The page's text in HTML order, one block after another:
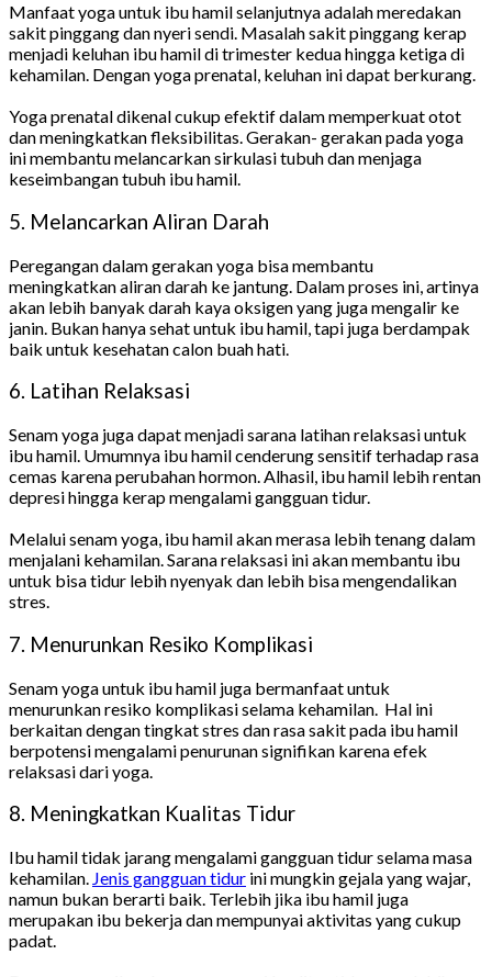
Manfaat yoga untuk ibu hamil selanjutnya adalah meredakan
sakit pinggang dan nyeri sendi. Masalah sakit pinggang kerap
menjadi keluhan ibu hamil di trimester kedua hingga ketiga di
kehamilan. Dengan yoga prenatal, keluhan ini dapat berkurang.
Yoga prenatal dikenal cukup efektif dalam memperkuat otot
dan meningkatkan fleksibilitas. Gerakan- gerakan pada yoga
ini membantu melancarkan sirkulasi tubuh dan menjaga
keseimbangan tubuh ibu hamil.
5. Melancarkan Aliran Darah
Peregangan dalam gerakan yoga bisa membantu
meningkatkan aliran darah ke jantung. Dalam proses ini, artinya
akan lebih banyak darah kaya oksigen yang juga mengalir ke
janin. Bukan hanya sehat untuk ibu hamil, tapi juga berdampak
baik untuk kesehatan calon buah hati.
6. Latihan Relaksasi
Senam yoga juga dapat menjadi sarana latihan relaksasi untuk
ibu hamil. Umumnya ibu hamil cenderung sensitif terhadap rasa
cemas karena perubahan hormon. Alhasil, ibu hamil lebih rentan
depresi hingga kerap mengalami gangguan tidur.
Melalui senam yoga, ibu hamil akan merasa lebih tenang dalam
menjalani kehamilan. Sarana relaksasi ini akan membantu ibu
untuk bisa tidur lebih nyenyak dan lebih bisa mengendalikan
stres.
7. Menurunkan Resiko Komplikasi
Senam yoga untuk ibu hamil juga bermanfaat untuk
menurunkan resiko komplikasi selama kehamilan. Hal ini
berkaitan dengan tingkat stres dan rasa sakit pada ibu hamil
berpotensi mengalami penurunan signifikan karena efek
relaksasi dari yoga.
8. Meningkatkan Kualitas Tidur
Ibu hamil tidak jarang mengalami gangguan tidur selama masa
kehamilan. Jenis gangguan tidur ini mungkin gejala yang wajar,
namun bukan berarti baik. Terlebih jika ibu hamil juga
merupakan ibu bekerja dan mempunyai aktivitas yang cukup
padat.